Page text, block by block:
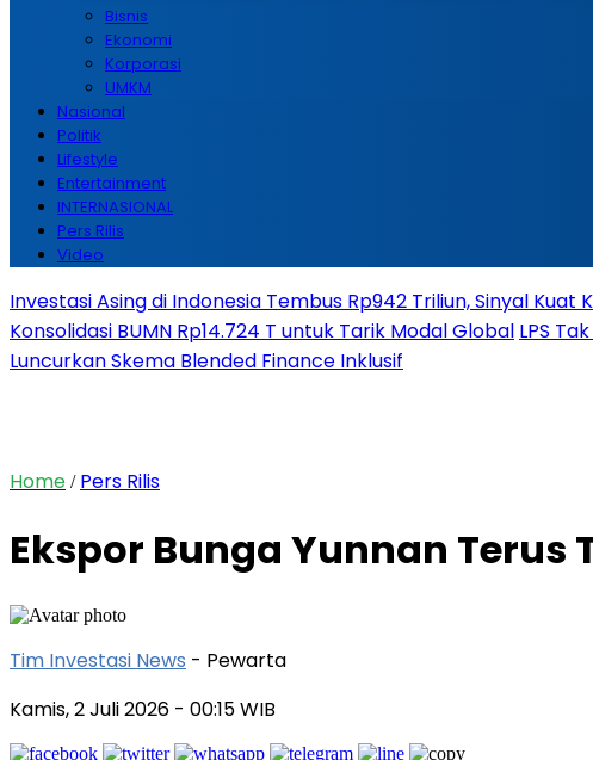
Bisnis
Ekonomi
Korporasi
UMKM
Nasional
Politik
Lifestyle
Entertainment
INTERNASIONAL
Pers Rilis
Video
Investasi Asing di Indonesia Tembus Rp942 Triliun, Sinyal
Konsolidasi BUMN Rp14.724 T untuk Tarik Modal Global LPS
Luncurkan Skema Blended Finance Inklusif
Home / Pers Rilis
Ekspor Bunga Yunnan Terus
Tim Investasi News - Pewarta
Kamis, 2 Juli 2026 - 00:15 WIB